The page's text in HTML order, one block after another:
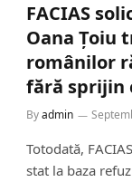
FACIAS
Oana Țoiu
românilor
fără sprijin
Byadmin
Totodată,
stat la baza